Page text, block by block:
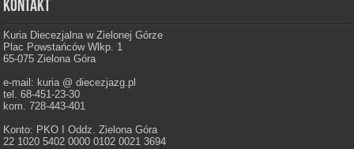
Kontakt
Kuria Diecezjalna w Zielonej Górze
Plac Powstańców Wlkp. 1
65-075 Zielona Góra
e-mail: kuria @ diecezjazg.pl
tel. 68-451-23-30
kom. 728-443-401
Konto: PKO I Oddz. Zielona Góra
22 1020 5402 0000 0102 0021 3694